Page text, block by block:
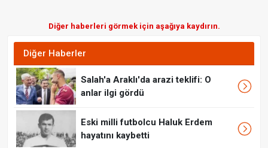
Diğer haberleri görmek için aşağıya kaydırın.
Diğer Haberler
Salah'a Araklı'da arazi teklifi: O
anlar ilgi gördü
Eski milli futbolcu Haluk Erdem
hayatını kaybetti